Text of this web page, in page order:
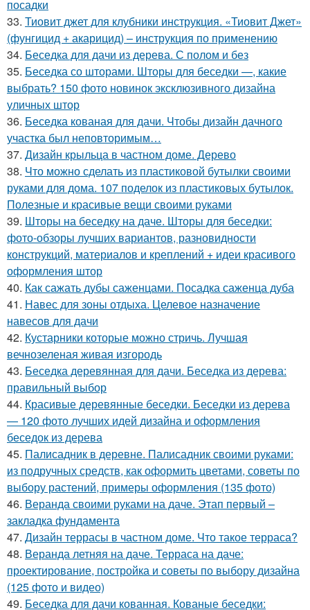
посадки
33. Тиовит джет для клубники инструкция. «Тиовит Джет»
(фунгицид + акарицид) – инструкция по применению
34. Беседка для дачи из дерева. С полом и без
35. Беседка со шторами. Шторы для беседки —, какие
выбрать? 150 фото новинок эксклюзивного дизайна
уличных штор
36. Беседка кованая для дачи. Чтобы дизайн дачного
участка был неповторимым…
37. Дизайн крыльца в частном доме. Дерево
38. Что можно сделать из пластиковой бутылки своими
руками для дома. 107 поделок из пластиковых бутылок.
Полезные и красивые вещи своими руками
39. Шторы на беседку на даче. Шторы для беседки:
фото-обзоры лучших вариантов, разновидности
конструкций, материалов и креплений + идеи красивого
оформления штор
40. Как сажать дубы саженцами. Посадка саженца дуба
41. Навес для зоны отдыха. Целевое назначение
навесов для дачи
42. Кустарники которые можно стричь. Лучшая
вечнозеленая живая изгородь
43. Беседка деревянная для дачи. Беседка из дерева:
правильный выбор
44. Красивые деревянные беседки. Беседки из дерева
— 120 фото лучших идей дизайна и оформления
беседок из дерева
45. Палисадник в деревне. Палисадник своими руками:
из подручных средств, как оформить цветами, советы по
выбору растений, примеры оформления (135 фото)
46. Веранда своими руками на даче. Этап первый –
закладка фундамента
47. Дизайн террасы в частном доме. Что такое терраса?
48. Веранда летняя на даче. Терраса на даче:
проектирование, постройка и советы по выбору дизайна
(125 фото и видео)
49. Беседка для дачи кованная. Кованые беседки: